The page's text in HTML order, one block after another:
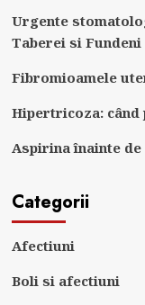
Urgente
Taberei si Fundeni
Fibromioamele
Hipertricoza:
Aspirina înainte
Categorii
Afectiuni
Boli si afectiuni